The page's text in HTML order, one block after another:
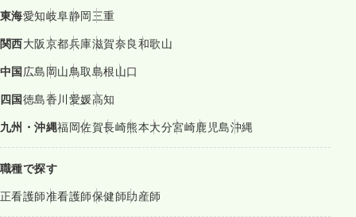
東海愛知岐阜静岡三重
関西大阪京都兵庫滋賀奈良和歌山
中国広島岡山鳥取島根山口
四国徳島香川愛媛高知
九州・沖縄福岡佐賀長崎熊本大分宮崎鹿児島沖縄
職種で探す
正看護師准看護師保健師助産師